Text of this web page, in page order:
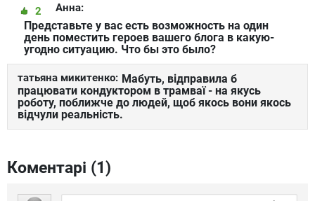
Анна:
2
Представьте у вас есть возможность на один
день поместить героев вашего блога в какую-
угодно ситуацию. Что бы это было?
татьяна микитенко: Мабуть, відправила б
працювати кондуктором в трамваї - на якусь
роботу, поближче до людей, щоб якось вони якось
відчули реальність.
Коментарі (1)